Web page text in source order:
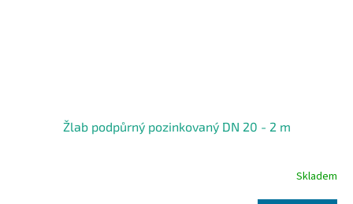
Žlab podpůrný pozinkovaný DN 20 - 2 m
Skladem